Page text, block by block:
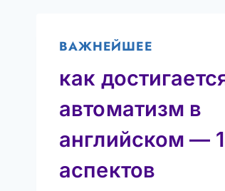
ВАЖНЕЙШЕЕ
как
автоматизм в
английском —
аспектов